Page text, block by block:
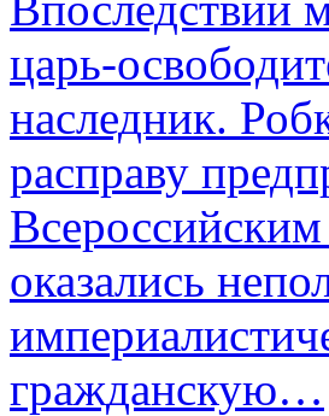
царь-
наследник.
расправу
оказались
гражданскую…